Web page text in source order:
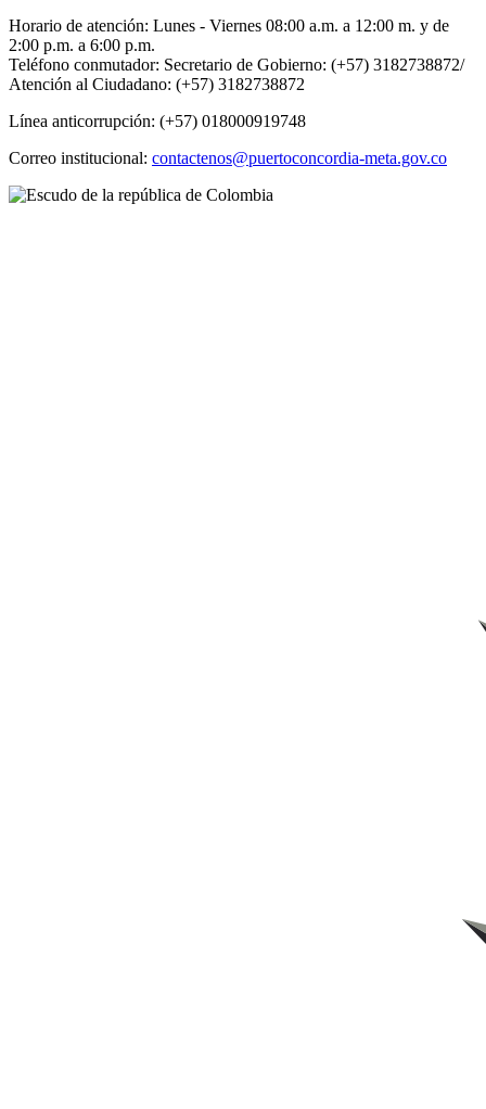
Horario de atención: Lunes - Viernes 08:00 a.m. a 12:00 m. y de
2:00 p.m. a 6:00 p.m.
Teléfono conmutador: Secretario de Gobierno: (+57) 3182738872/
Atención al Ciudadano: (+57) 3182738872
Línea anticorrupción: (+57) 018000919748
Correo institucional: contactenos@puertoconcordia-meta.gov.co